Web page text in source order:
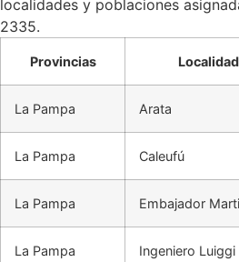
localidades y poblaciones
2335.
Provincias
La Pampa Arata
La Pampa Caleufú
La Pampa Embajador
La Pampa Ingeniero Luiggi